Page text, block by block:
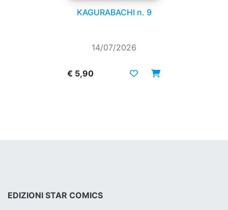
KAGURABACHI n. 9
14/07/2026
€ 5,90
EDIZIONI STAR COMICS